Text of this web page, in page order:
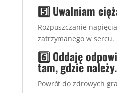
5️⃣ Uwalniam
Rozpuszczanie
zatrzymanego w sercu.
6️⃣ Oddaję
tam, gdzie należy.
Powrót do zdrowych